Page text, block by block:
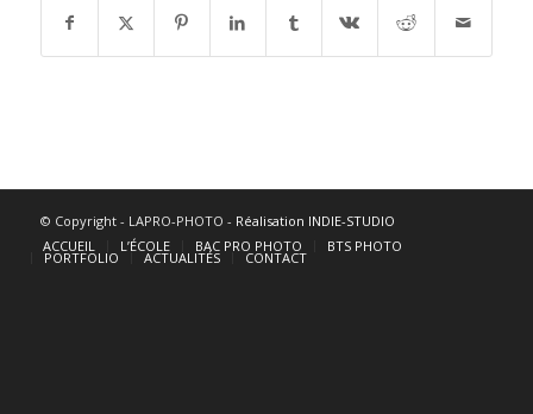
© Copyright - LAPRO-PHOTO - Réalisation INDIE-STUDIO
ACCUEIL
L’ÉCOLE BAC PRO PHOTO BTS PHOTO
PORTFOLIO ACTUALITÉS CONTACT